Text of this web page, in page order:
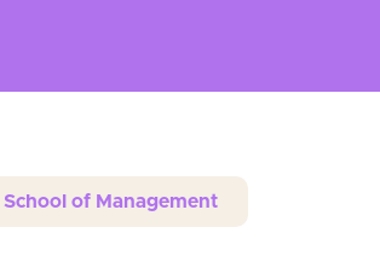
of Management